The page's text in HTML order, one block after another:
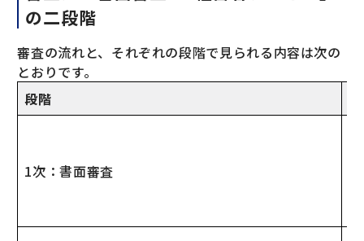
の二段階
審査の流れと、それぞれの段階で見られる内容は次の
とおりです。
段階
1次：書面審査